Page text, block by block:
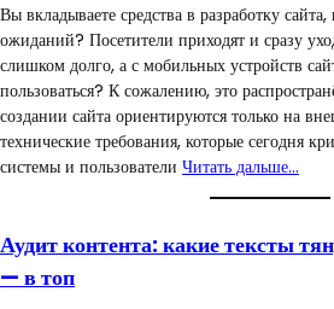
Вы вкладываете средства в разработку
ожиданий? Посетители приходят и сразу
слишком долго, а с мобильных устройств
пользоваться? К сожалению, это
создании сайта ориентируются только на
технические требования, которые сегодня
системы и пользователи Читать дальше…
Аудит контента: какие тексты
— в топ